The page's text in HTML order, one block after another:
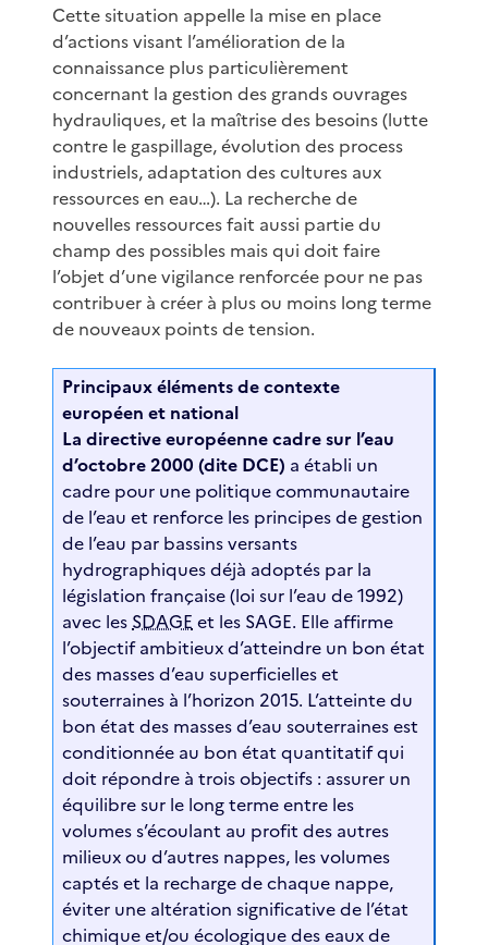
Cette situation appelle la mise en place
d’actions visant l’amélioration de la
connaissance plus particulièrement
concernant la gestion des grands ouvrages
hydrauliques, et la maîtrise des besoins (lutte
contre le gaspillage, évolution des process
industriels, adaptation des cultures aux
ressources en eau…). La recherche de
nouvelles ressources fait aussi partie du
champ des possibles mais qui doit faire
l’objet d’une vigilance renforcée pour ne pas
contribuer à créer à plus ou moins long terme
de nouveaux points de tension.
Principaux éléments de contexte
européen et national
La directive européenne cadre sur l’eau
d’octobre 2000 (dite DCE) a établi un
cadre pour une politique communautaire
de l’eau et renforce les principes de gestion
de l’eau par bassins versants
hydrographiques déjà adoptés par la
législation française (loi sur l’eau de 1992)
avec les SDAGE et les SAGE. Elle affirme
l’objectif ambitieux d’atteindre un bon état
des masses d’eau superficielles et
souterraines à l’horizon 2015. L’atteinte du
bon état des masses d’eau souterraines est
conditionnée au bon état quantitatif qui
doit répondre à trois objectifs : assurer un
équilibre sur le long terme entre les
volumes s’écoulant au profit des autres
milieux ou d’autres nappes, les volumes
captés et la recharge de chaque nappe,
éviter une altération significative de l’état
chimique et/ou écologique des eaux de